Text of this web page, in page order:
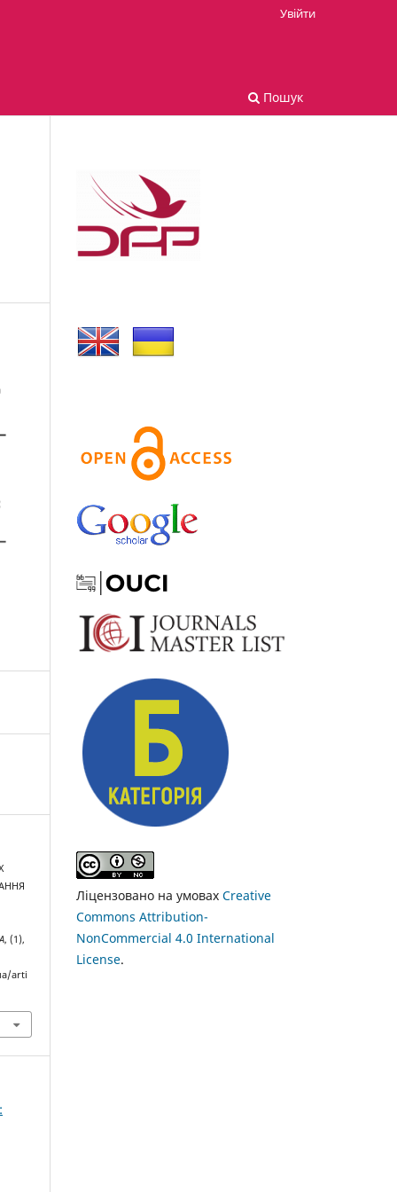
Пошук
Увійти
, (1),
arti
Ліцензовано на умовах Creative
Commons Attribution-
NonCommercial 4.0 International
License.